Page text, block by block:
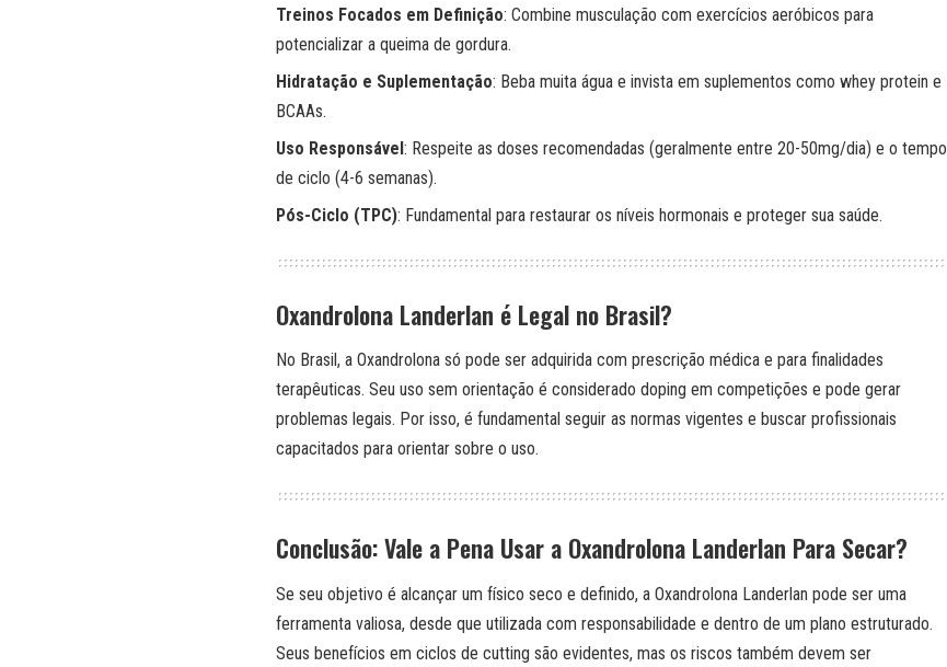
Treinos Focados em Definição: Combine musculação com exercícios aeróbicos para
potencializar a queima de gordura.
Hidratação e Suplementação: Beba muita água e invista em suplementos como whey protein e
BCAAs.
Uso Responsável: Respeite as doses recomendadas (geralmente entre 20-50mg/dia) e o tempo
de ciclo (4-6 semanas).
Pós-Ciclo (TPC): Fundamental para restaurar os níveis hormonais e proteger sua saúde.
Oxandrolona Landerlan é Legal no Brasil?
No Brasil, a Oxandrolona só pode ser adquirida com prescrição médica e para finalidades
terapêuticas. Seu uso sem orientação é considerado doping em competições e pode gerar
problemas legais. Por isso, é fundamental seguir as normas vigentes e buscar profissionais
capacitados para orientar sobre o uso.
Conclusão: Vale a Pena Usar a Oxandrolona Landerlan Para Secar?
Se seu objetivo é alcançar um físico seco e definido, a Oxandrolona Landerlan pode ser uma
ferramenta valiosa, desde que utilizada com responsabilidade e dentro de um plano estruturado.
Seus benefícios em ciclos de cutting são evidentes, mas os riscos também devem ser